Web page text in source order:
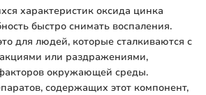
характеристик оксида цинка
быстро снимать воспаления.
для людей, которые сталкиваются с
или раздражениями,
окружающей среды.
содержащих этот компонент,